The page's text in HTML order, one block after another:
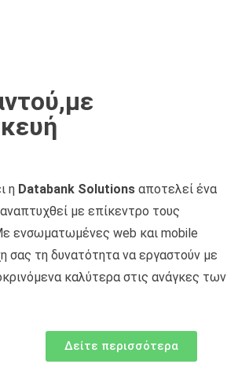
η Databank Solutions αποτελεί ένα
με επίκεντρο τους
ενσωματωμένες web και mobile
τη δυνατότητα να εργαστούν με
καλύτερα στις ανάγκες των
Δείτε περισσότερα